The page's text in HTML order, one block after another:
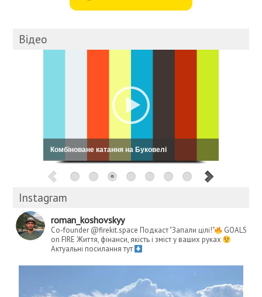
Відео
Кошовський: My Way
Instagram
roman_koshovskyy
Co-founder @firekit.space Подкаст "Запали цілі!"
GOALS
on FIRE Життя, фінанси, якість і зміст у ваших руках
Актуальні посилання тут